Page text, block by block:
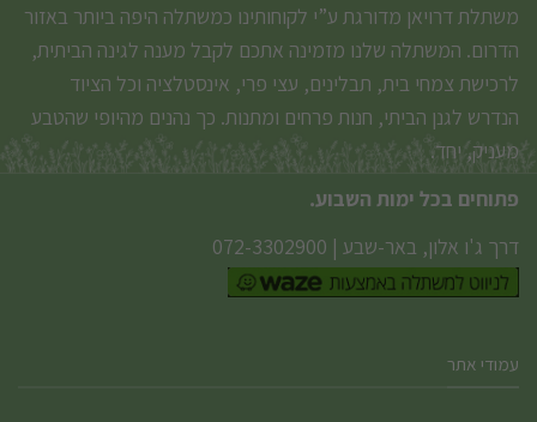
משתלת דרויאן מדורגת ע”י לקוחותינו כמשתלה היפה ביותר באזור
הדרום. המשתלה שלנו מזמינה אתכם לקבל מענה לגינה הביתית,
לרכישת צמחי בית, תבלינים, עצי פרי, אינסטלציה וכל הציוד
הנדרש לגנן הביתי, חנות פרחים ומתנות. כך נהנים מהיופי שהטבע
מעניק, יחד.
פתוחים בכל ימות השבוע.
דרך ג'ו אלון, באר-שבע |
072-3302900
עמודי אתר